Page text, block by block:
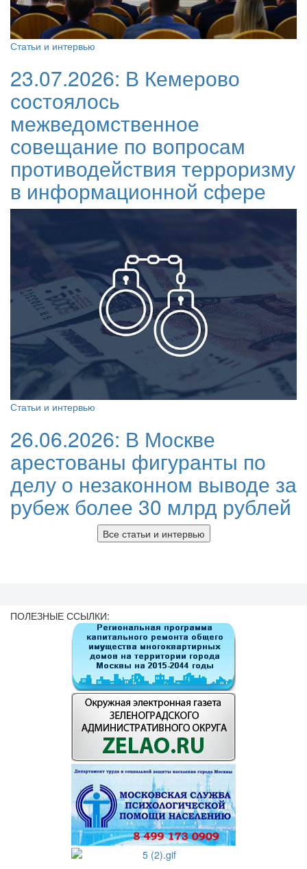
Статьи и интервью
23.07.2026: В Кемерово
состоялось
межведомственное
совещание по вопросам
противодействия терроризму
в информационной сфере
Статьи и интервью
26.06.2026: В Москве
арестованы фигуранты по
делу о незаконном выводе за
рубеж более 30 млрд рублей
Все статьи и интервью
ПОЛЕЗНЫЕ ССЫЛКИ: